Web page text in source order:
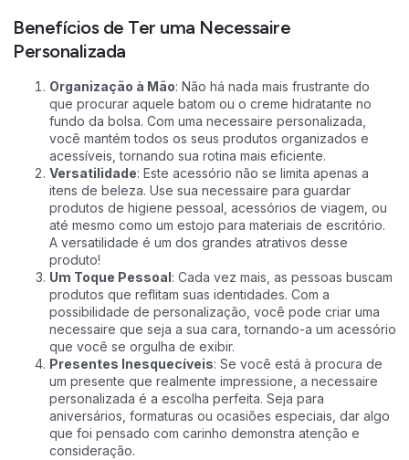
Benefícios de Ter uma Necessaire
Personalizada
Organização à Mão: Não há nada mais frustrante do
que procurar aquele batom ou o creme hidratante no
fundo da bolsa. Com uma necessaire personalizada,
você mantém todos os seus produtos organizados e
acessíveis, tornando sua rotina mais eficiente.
Versatilidade: Este acessório não se limita apenas a
itens de beleza. Use sua necessaire para guardar
produtos de higiene pessoal, acessórios de viagem, ou
até mesmo como um estojo para materiais de escritório.
A versatilidade é um dos grandes atrativos desse
produto!
Um Toque Pessoal: Cada vez mais, as pessoas buscam
produtos que reflitam suas identidades. Com a
possibilidade de personalização, você pode criar uma
necessaire que seja a sua cara, tornando-a um acessório
que você se orgulha de exibir.
Presentes Inesquecíveis: Se você está à procura de
um presente que realmente impressione, a necessaire
personalizada é a escolha perfeita. Seja para
aniversários, formaturas ou ocasiões especiais, dar algo
que foi pensado com carinho demonstra atenção e
consideração.